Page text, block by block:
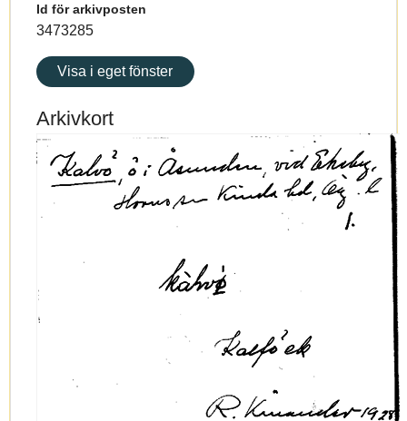
Id för arkivposten
3473285
Visa i eget fönster
Arkivkort